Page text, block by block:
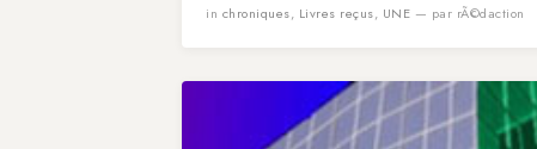
in chroniques, Livres reçus, UNE — par rÃ©daction